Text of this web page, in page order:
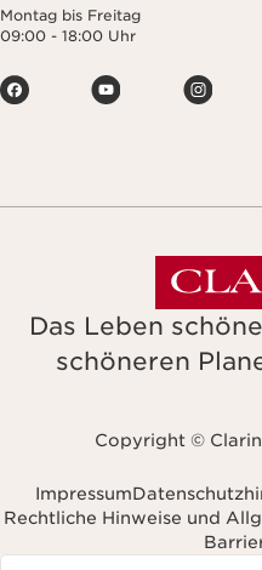
Montag bis Freitag
09:00 - 18:00 Uhr
Das Leben
schöneren
Copyright ©
Impressum
Rechtliche Hinweise und
Navigieren zu